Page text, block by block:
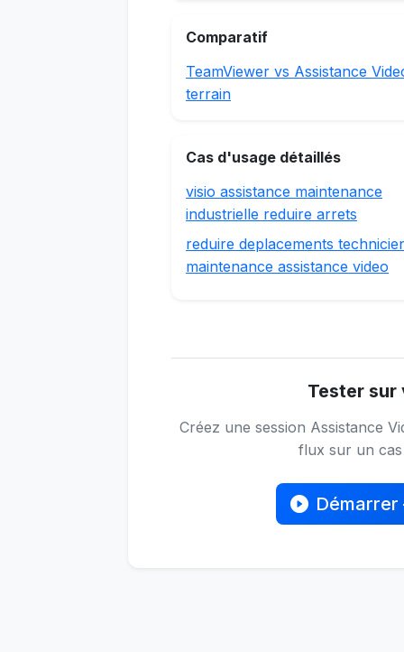
Comparatif
TeamViewer vs Assistance
terrain
Cas d'usage détaillés
visio assistance maintenance
industrielle reduire arrets
reduire deplacements
maintenance assistance video
Tester sur
Créez une session Assistance
flux sur un